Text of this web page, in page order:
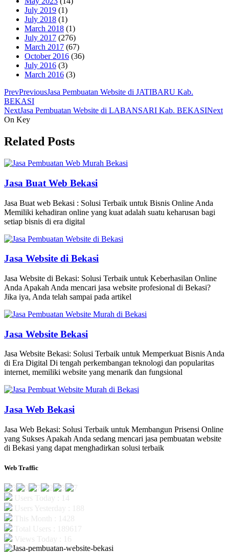
July 2019 (1)
July 2018 (1)
March 2018 (1)
July 2017 (276)
March 2017 (67)
October 2016 (36)
July 2016 (3)
March 2016 (3)
PrevPreviousJasa Pembuatan Website di JATIBARU Kab.
BEKASI
NextJasa Pembuatan Website di LABANSARI Kab. BEKASINext
On Key
Related Posts
Jasa Buat Web Bekasi
Jasa Buat web Bekasi : Solusi Terbaik untuk Bisnis Online Anda
Memiliki kehadiran online yang kuat adalah suatu keharusan bagi
setiap bisnis di era digital
Jasa Website di Bekasi
Jasa Website di Bekasi: Solusi Terbaik untuk Keberhasilan Online
Anda Apakah Anda mencari jasa website profesional di Bekasi?
Jika iya, Anda telah sampai pada artikel
Jasa Website Bekasi
Jasa Website Bekasi: Solusi Terbaik untuk Memperkuat Bisnis Anda
di Era Digital Di tengah perkembangan teknologi dan popularitas
internet, memiliki website yang menarik dan fungsional
Jasa Web Bekasi
Jasa Web Bekasi: Solusi Terbaik untuk Membangun Prisensi Online
yang Sukses Apakah Anda sedang mencari jasa pembuatan website
di Bekasi yang dapat menghadirkan solusi terbaik
Web Traffic